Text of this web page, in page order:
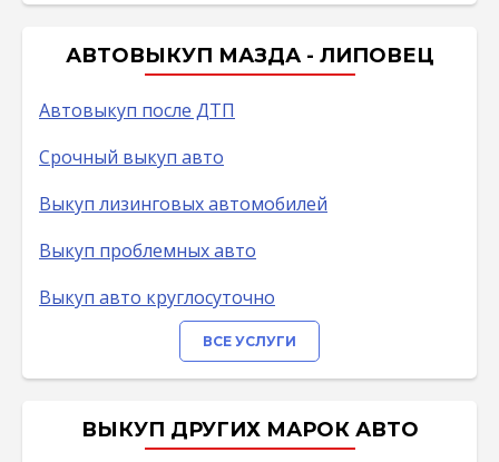
АВТОВЫКУП МАЗДА - ЛИПОВЕЦ
Автовыкуп после ДТП
Срочный выкуп авто
Выкуп лизинговых автомобилей
Выкуп проблемных авто
Выкуп авто круглосуточно
ВСЕ УСЛУГИ
ВЫКУП ДРУГИХ МАРОК АВТО